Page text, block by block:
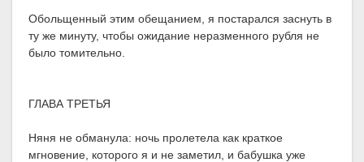
Обольщенный этим обещанием, я постарался заснуть в
ту же минуту, чтобы ожидание неразменного рубля не
было томительно.
ГЛАВА ТРЕТЬЯ
Няня не обманула: ночь пролетела как краткое
мгновение, которого я и не заметил, и бабушка уже